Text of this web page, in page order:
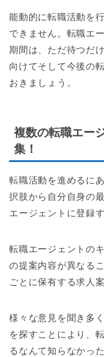
能動的に転職活動を
できません。転職エ
期間は、ただ待つだ
向けてそして今後の
おきましょう。
複数の転職エー
集！
転職活動を進めるに
択肢から自分自身の
エージェントに登録
転職エージェントの
の提案内容が異なる
ごとに保有する求人
様々な意見を聞き多
を探すことにより、
るなんて知らなかっ